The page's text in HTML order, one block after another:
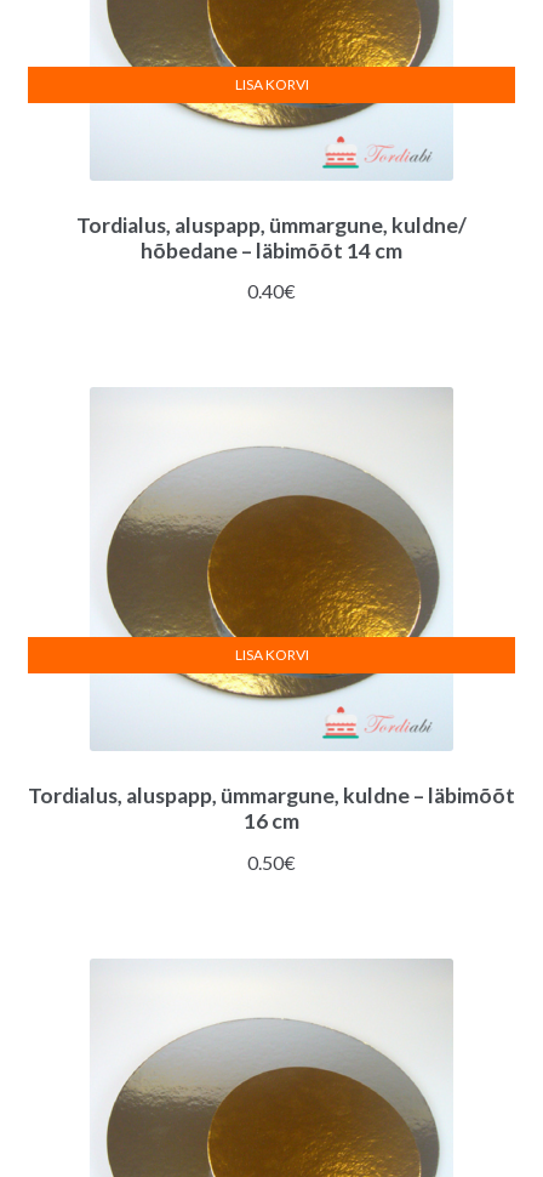
Tordialus, aluspapp, ümmargune, kuldne/
hõbedane – läbimõõt 14 cm
0.40€
LISA KORVI
Tordialus, aluspapp, ümmargune, kuldne – läbimõõt
16 cm
0.50€
LISA KORVI